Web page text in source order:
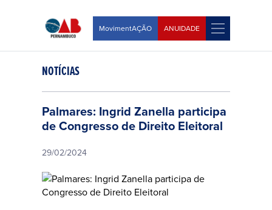
MovimentAÇÃO ANUIDADE
NOTÍCIAS
Palmares: Ingrid Zanella participa
de Congresso de Direito Eleitoral
29/02/2024